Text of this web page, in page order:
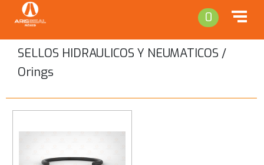
0
SELLOS HIDRAULICOS Y NEUMATICOS /
Orings